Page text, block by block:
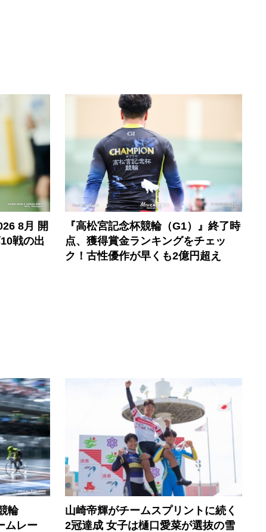
8月 開
戦の出
『高松宮記念杯競輪（G1）』終了時
点、獲得賞金ランキングをチェッ
ク！古性優作が早くも2億円超え
輪
ムレー
山崎帝輝がチームスプリントに続く
2冠達成 女子は樋口愛菜が選抜の雪